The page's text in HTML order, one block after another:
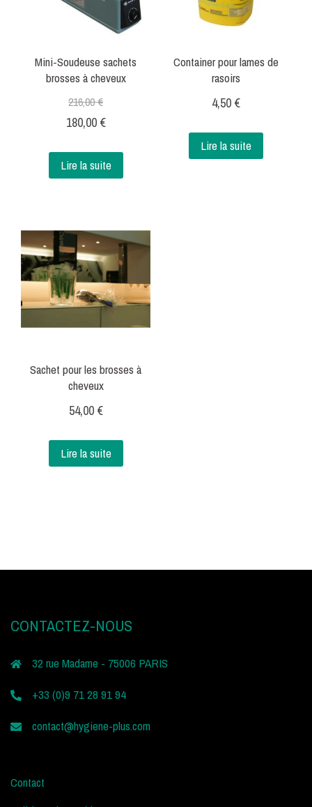
Mini-Soudeuse sachets
brosses à cheveux
216,00€
Le
initial
180,00 €Le
actuel
Lire la suite
Container pour lames de
rasoirs
4,50 €
Lire la suite
Sachet pour les brosses à
cheveux
54,00 €
Lire la suite
CONTACTEZ-NOUS
32 rue Madame - 75006 PARIS
+33 (0)9 71 28 91 94
contact@hygiene-plus.com
Contact